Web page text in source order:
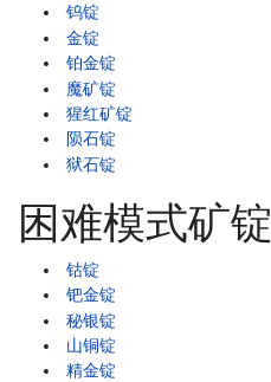
钨锭
金锭
铂金锭
魔矿锭
猩红矿锭
陨石锭
狱石锭
困难模式矿锭
钴锭
钯金锭
秘银锭
山铜锭
精金锭